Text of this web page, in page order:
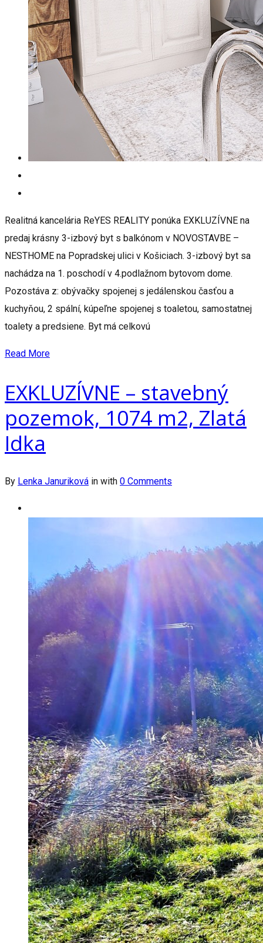
Realitná kancelária ReYES REALITY ponúka EXKLUZÍVNE na
predaj krásny 3-izbový byt s balkónom v NOVOSTAVBE –
NESTHOME na Popradskej ulici v Košiciach. 3-izbový byt sa
nachádza na 1. poschodí v 4.podlažnom bytovom dome.
Pozostáva z: obývačky spojenej s jedálenskou časťou a
kuchyňou, 2 spální, kúpeľne spojenej s toaletou, samostatnej
toalety a predsiene. Byt má celkovú
Read More
EXKLUZÍVNE – stavebný
pozemok, 1074 m2, Zlatá
Idka
By Lenka Januriková in with 0 Comments